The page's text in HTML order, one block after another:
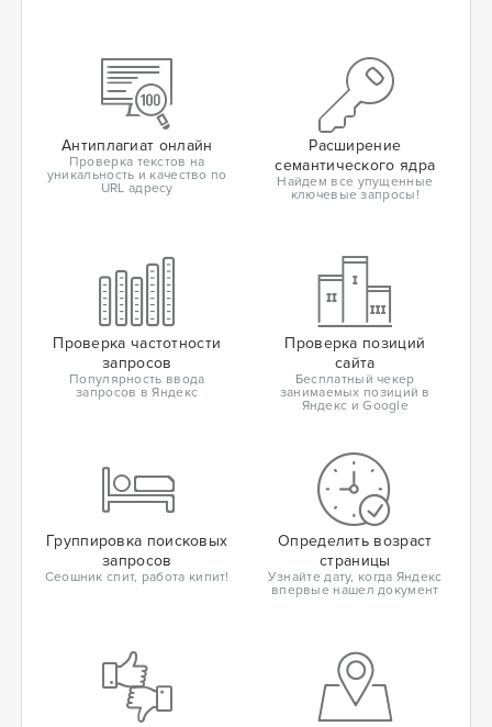
Антиплагиат онлайн
Проверка текстов на
уникальность и качество по
URL адресу
Расширение
семантического ядра
Найдем все упущенные
ключевые запросы!
Проверка частотности
запросов
Популярность ввода
запросов в Яндекс
Проверка позиций
сайта
Бесплатный чекер
занимаемых позиций в
Яндекс и Google
Группировка поисковых
запросов
Сеошник спит, работа кипит!
Определить возраст
страницы
Узнайте дату, когда Яндекс
впервые нашел документ